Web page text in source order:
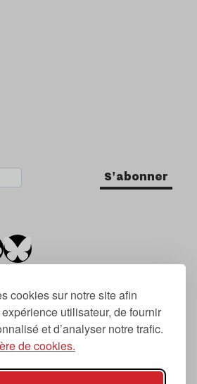
cookies sur notre site afin
utilisateur, de fournir
et d’analyser notre trafic.
de cookies.
S'abonner
indépendant sur la
tendances, dont la
de 2007.
« prochain », « suivant
à la thématique du
des nouvelles tendances